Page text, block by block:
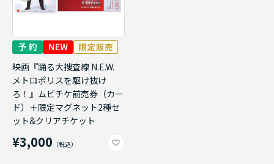
映画『踊る大捜査線 N.E.W.
メトロポリスを駆け抜け
ろ！』ムビチケ前売券（カー
ド）＋限定マグネット2種セ
ット&クリアチケット
¥3,000